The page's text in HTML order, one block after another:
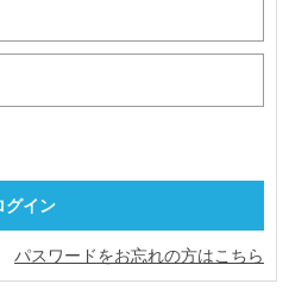
パスワードをお忘れの方はこちら